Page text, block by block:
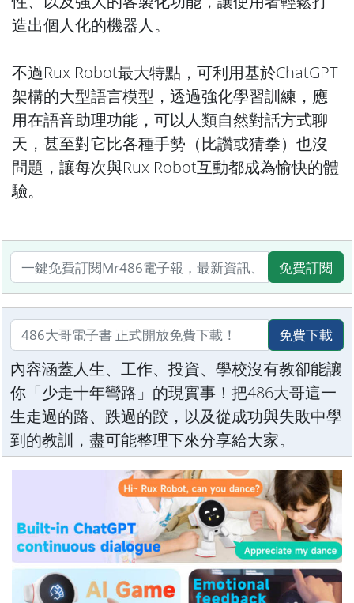
造出個人化的機器人。
不過Rux Robot最大特點，可利用基於ChatGPT
架構的大型語言模型，透過強化學習訓練，應
用在語音助理功能，可以人類自然對話方式聊
天，甚至對它比各種手勢（比讚或猜拳）也沒
問題，讓每次與Rux Robot互動都成為愉快的體
驗。
免費訂閱
免費下載
內容涵蓋人生、工作、投資、學校沒有教卻能讓
你「少走十年彎路」的現實事！把486大哥這一
生走過的路、跌過的跤，以及從成功與失敗中學
到的教訓，盡可能整理下來分享給大家。